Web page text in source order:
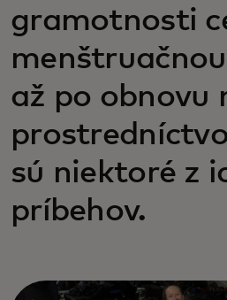
gramotnosti
až po obnovu
sú niektoré z
príbehov.